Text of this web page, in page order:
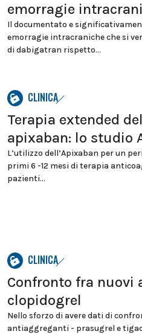
emorragie
Il documentato e
emorragie intracraniche che si
di dabigatran rispetto...
CLINICA
Terapia extended
apixaban: lo studio
L’utilizzo dell’Apixaban per un
primi 6 -12 mesi di terapia
pazienti...
CLINICA
Confronto fra nuovi
clopidogrel
Nello sforzo di avere dati di
antiaggreganti - prasugrel e